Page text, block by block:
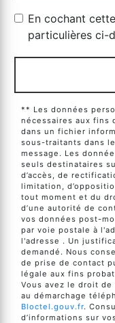
En cochant
particulières ci-
** Les données
nécessaires aux fins
dans un fichier
sous-traitants dans
message. Les
seuls destinataires
d’accès, de
limitation,
tout moment et du
d’une autorité de
vos données post-
par voie postale à
l'adresse . Un
demandé. Nous
de prise de contact
légale aux fins
Vous avez le droit
au démarchage
Bloctel.gouv.fr.
d’informations sur